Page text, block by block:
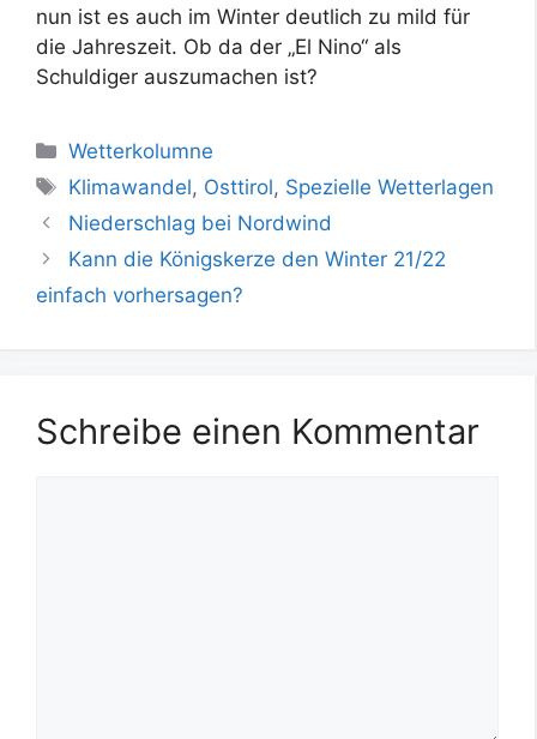
nun ist es auch im Winter deutlich zu mild für
die Jahreszeit. Ob da der „El Nino“ als
Schuldiger auszumachen ist?
Kategorien
Wetterkolumne
Schlagwörter
Klimawandel, Osttirol, Spezielle Wetterlagen
Niederschlag bei Nordwind
Kann die Königskerze den Winter 21/22
einfach vorhersagen?
Schreibe einen Kommentar